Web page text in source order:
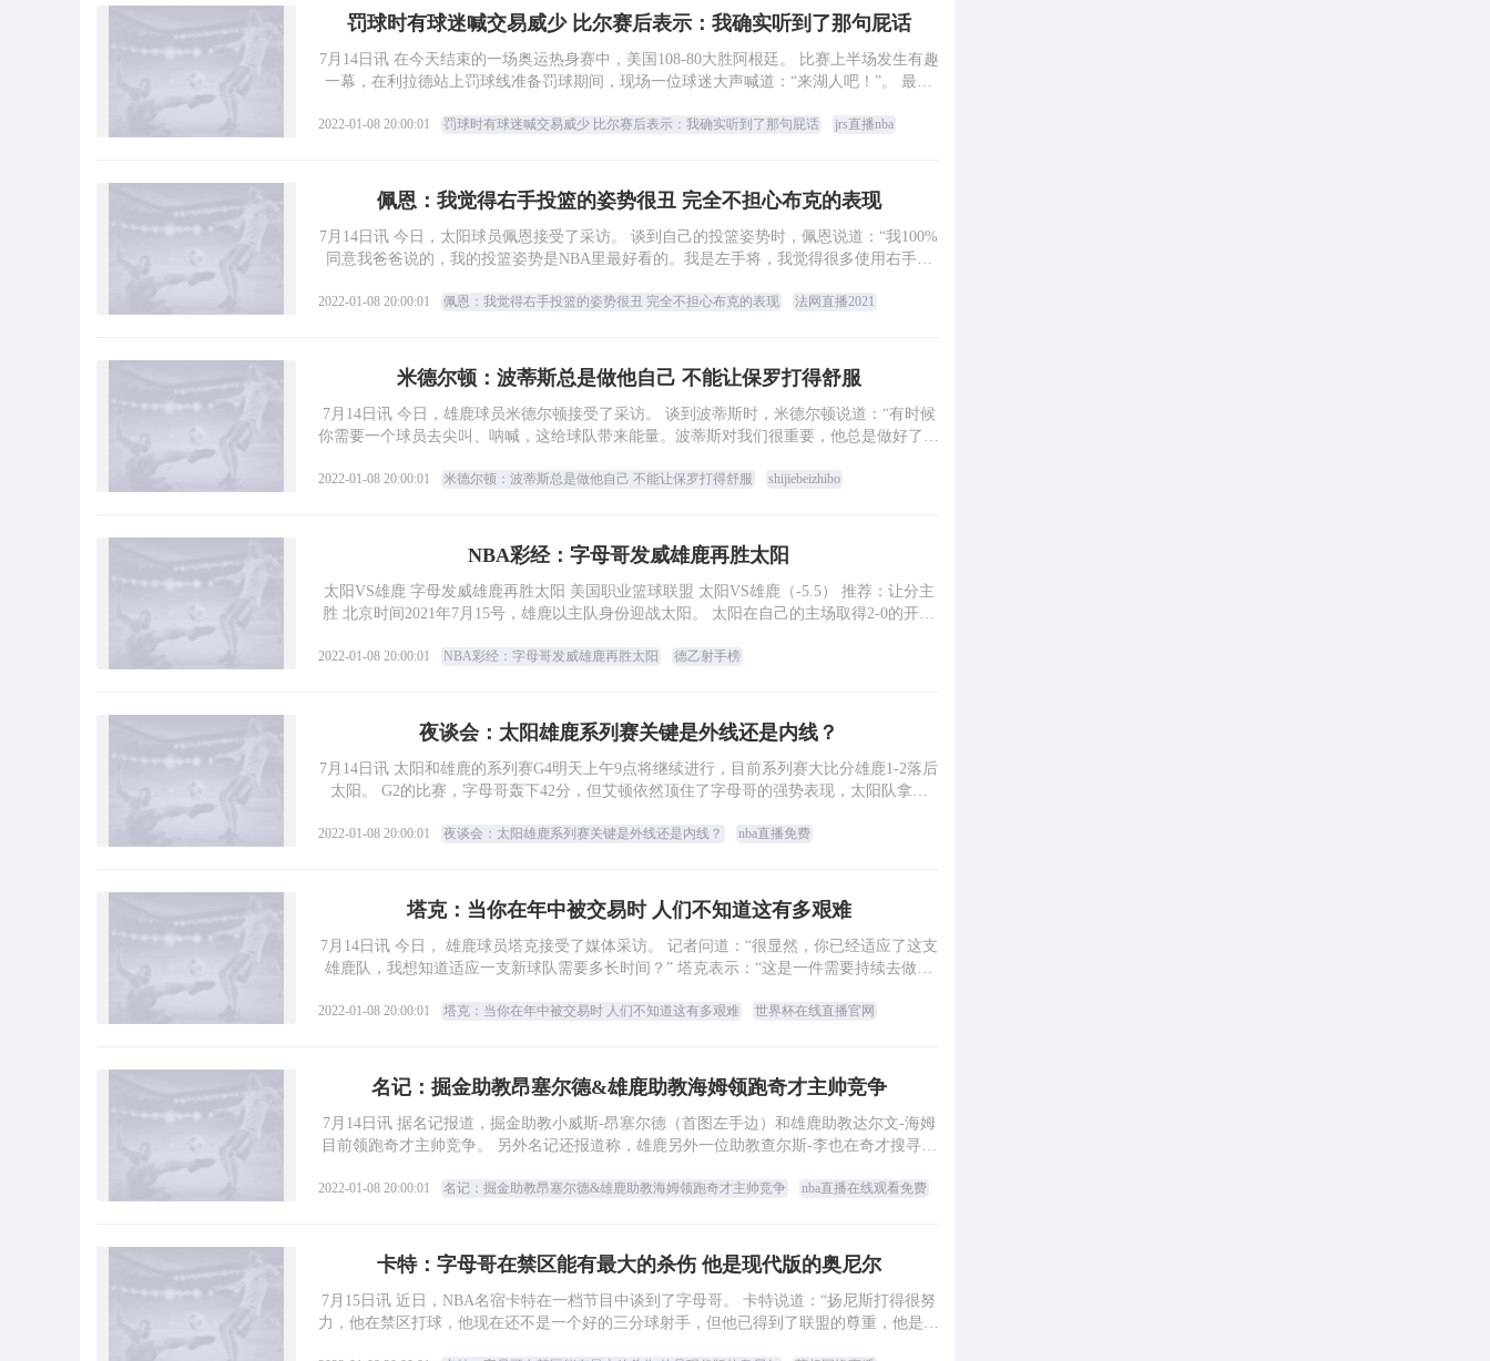
罚球时有球迷喊交易威少 比尔赛后表示：我确实听到了那句屁话
7月14日讯 在今天结束的一场奥运热身赛中，美国108-80大胜阿根廷。 比赛上半场发生有趣
一幕，在利拉德站上罚球线准备罚球期间，现场一位球迷大声喊道：“来湖人吧！”。 最后
2022-01-08 20:00:01 罚球时有球迷喊交易威少 比尔赛后表示：我确实听到了那句屁话 jrs直播nba
佩恩：我觉得右手投篮的姿势很丑 完全不担心布克的表现
7月14日讯 今日，太阳球员佩恩接受了采访。 谈到自己的投篮姿势时，佩恩说道：“我100%
同意我爸爸说的，我的投篮姿势是NBA里最好看的。我是左手将，我觉得很多使用右手投
2022-01-08 20:00:01 佩恩：我觉得右手投篮的姿势很丑 完全不担心布克的表现 法网直播2021
米德尔顿：波蒂斯总是做他自己 不能让保罗打得舒服
7月14日讯 今日，雄鹿球员米德尔顿接受了采访。 谈到波蒂斯时，米德尔顿说道：“有时候
你需要一个球员去尖叫、呐喊，这给球队带来能量。波蒂斯对我们很重要，他总是做好了准
2022-01-08 20:00:01 米德尔顿：波蒂斯总是做他自己 不能让保罗打得舒服 shijiebeizhibo
NBA彩经：字母哥发威雄鹿再胜太阳
太阳VS雄鹿 字母发威雄鹿再胜太阳 美国职业篮球联盟 太阳VS雄鹿（-5.5） 推荐：让分主
胜 北京时间2021年7月15号，雄鹿以主队身份迎战太阳。 太阳在自己的主场取得2-0的开门
2022-01-08 20:00:01 NBA彩经：字母哥发威雄鹿再胜太阳 德乙射手榜
夜谈会：太阳雄鹿系列赛关键是外线还是内线？
7月14日讯 太阳和雄鹿的系列赛G4明天上午9点将继续进行，目前系列赛大比分雄鹿1-2落后
太阳。 G2的比赛，字母哥轰下42分，但艾顿依然顶住了字母哥的强势表现，太阳队拿下
2022-01-08 20:00:01 夜谈会：太阳雄鹿系列赛关键是外线还是内线？ nba直播免费
塔克：当你在年中被交易时 人们不知道这有多艰难
7月14日讯 今日， 雄鹿球员塔克接受了媒体采访。 记者问道：“很显然，你已经适应了这支
雄鹿队，我想知道适应一支新球队需要多长时间？” 塔克表示：“这是一件需要持续去做的
2022-01-08 20:00:01 塔克：当你在年中被交易时 人们不知道这有多艰难 世界杯在线直播官网
名记：掘金助教昂塞尔德&雄鹿助教海姆领跑奇才主帅竞争
7月14日讯 据名记报道，掘金助教小威斯-昂塞尔德（首图左手边）和雄鹿助教达尔文-海姆
目前领跑奇才主帅竞争。 另外名记还报道称，雄鹿另外一位助教查尔斯-李也在奇才搜寻主
2022-01-08 20:00:01 名记：掘金助教昂塞尔德&雄鹿助教海姆领跑奇才主帅竞争 nba直播在线观看免费
卡特：字母哥在禁区能有最大的杀伤 他是现代版的奥尼尔
7月15日讯 近日，NBA名宿卡特在一档节目中谈到了字母哥。 卡特说道：“扬尼斯打得很努
力，他在禁区打球，他现在还不是一个好的三分球射手，但他已得到了联盟的尊重，他是两